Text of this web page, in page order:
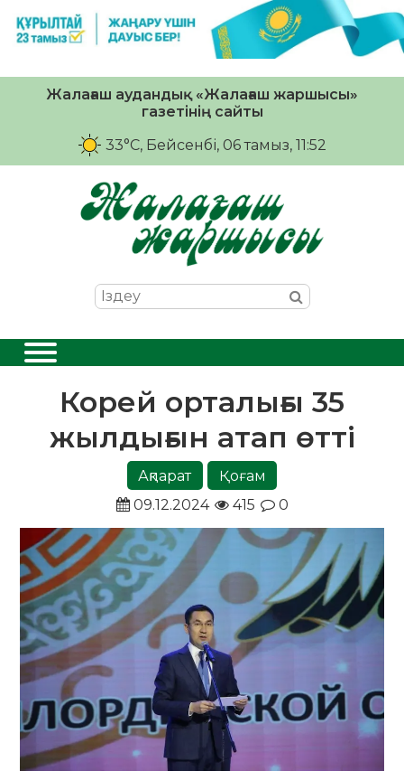
Жалағаш аудандық «Жалағаш жаршысы»
газетінің сайты
33°C, Бейсенбі, 06 тамыз, 11:52
Корей орталығы 35
жылдығын атап өтті
Ақпарат
Қоғам
09.12.2024
415 0